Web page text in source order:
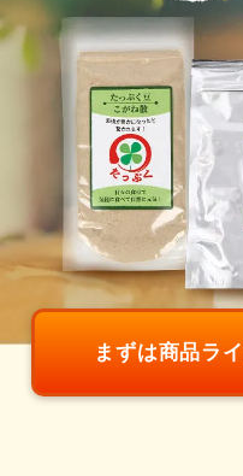
まずは商品ラ